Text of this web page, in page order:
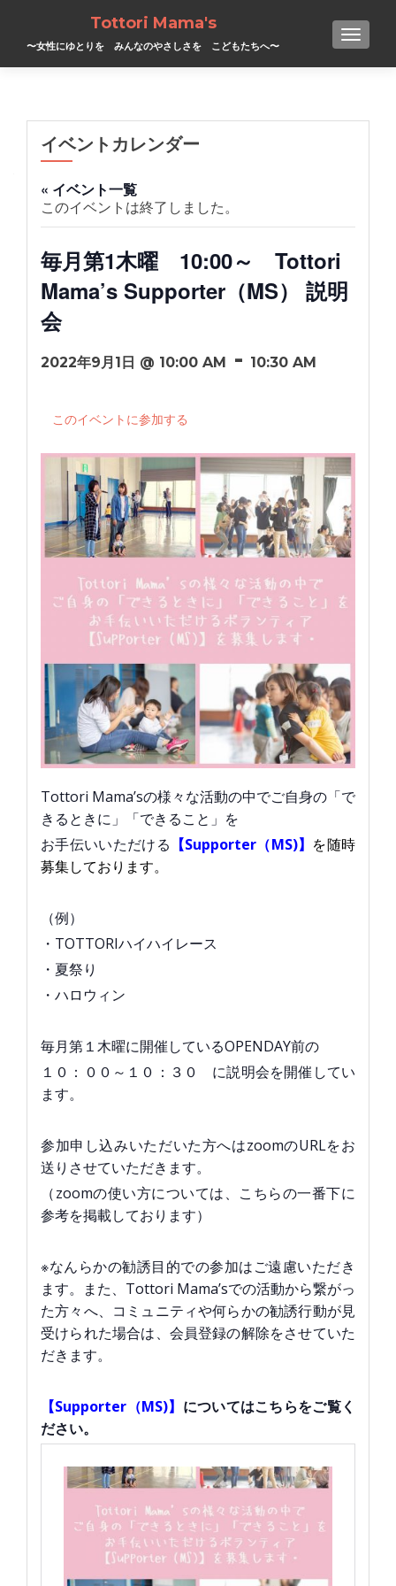
Tottori Mama's
〜女性にゆとりを みんなのやさしさを こどもたちへ〜
イベントカレンダー
« イベント一覧
このイベントは終了しました。
毎月第1木曜 10:00～ Tottori
Mama’s Supporter（MS） 説明
会
2022年9月1日 @ 10:00 AM - 10:30 AM
このイベントに参加する
Tottori Mama’sの様々な活動の中でご自身の「で
きるときに」「できること」を
お手伝いいただける 【Supporter（MS)】 を随時
募集しております。
（例）
・TOTTORIハイハイレース
・夏祭り
・ハロウィン
毎月第１木曜に開催しているOPENDAY前の
１０：００～１０：３０ に説明会を開催してい
ます。
参加申し込みいただいた方へはzoomのURLをお
送りさせていただきます。
（zoomの使い方については、こちらの一番下に
参考を掲載しております）
※なんらかの勧誘目的での参加はご遠慮いただき
ます。また、Tottori Mama’sでの活動から繋がっ
た方々へ、コミュニティや何らかの勧誘行動が見
受けられた場合は、会員登録の解除をさせていた
だきます。
【Supporter（MS)】 についてはこちらをご覧く
ださい。